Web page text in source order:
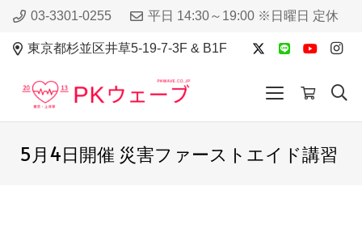
03-3301-0255 平日 14:30～19:00 ※日曜日 定休
東京都杉並区井草5-19-7-3F & B1F
5月4日開催 災害ファーストエイド講習